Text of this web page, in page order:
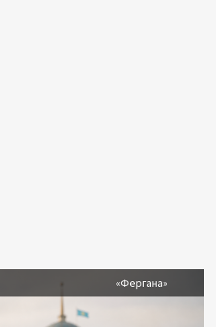
«Фергана»